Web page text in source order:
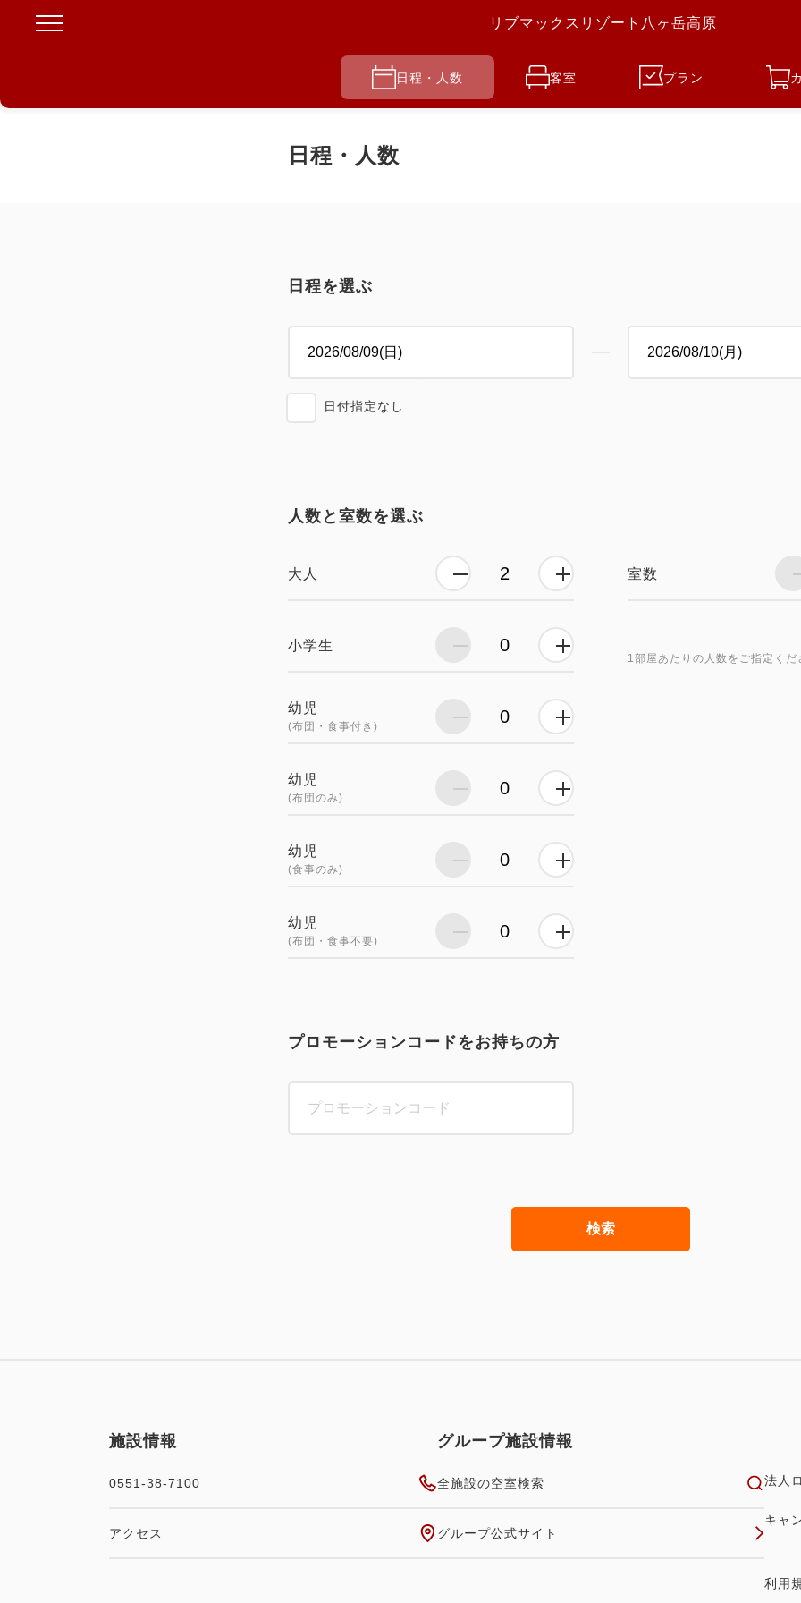
リブマックスリゾート八ヶ岳高原
日程・人数 客室 プラン
日程・人数
日程を選ぶ
日付指定なし
人数と室数を選ぶ
大人
小学生
幼児
(布団・食事付き)
幼児
(布団のみ)
幼児
(食事のみ)
幼児
(布団・食事不要)
室数
1部屋あたりの人数をご指定くだ
プロモーションコードをお持ちの方
検索
施設情報
0551-38-7100
アクセス
グループ施設情報
全施設の空室検索
グループ公式サイト
法人
キャ
利用